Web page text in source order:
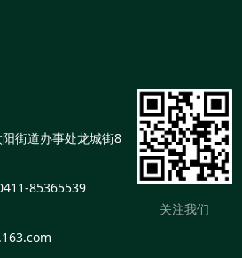
街道办事处龙城街8
85365539
关注我们